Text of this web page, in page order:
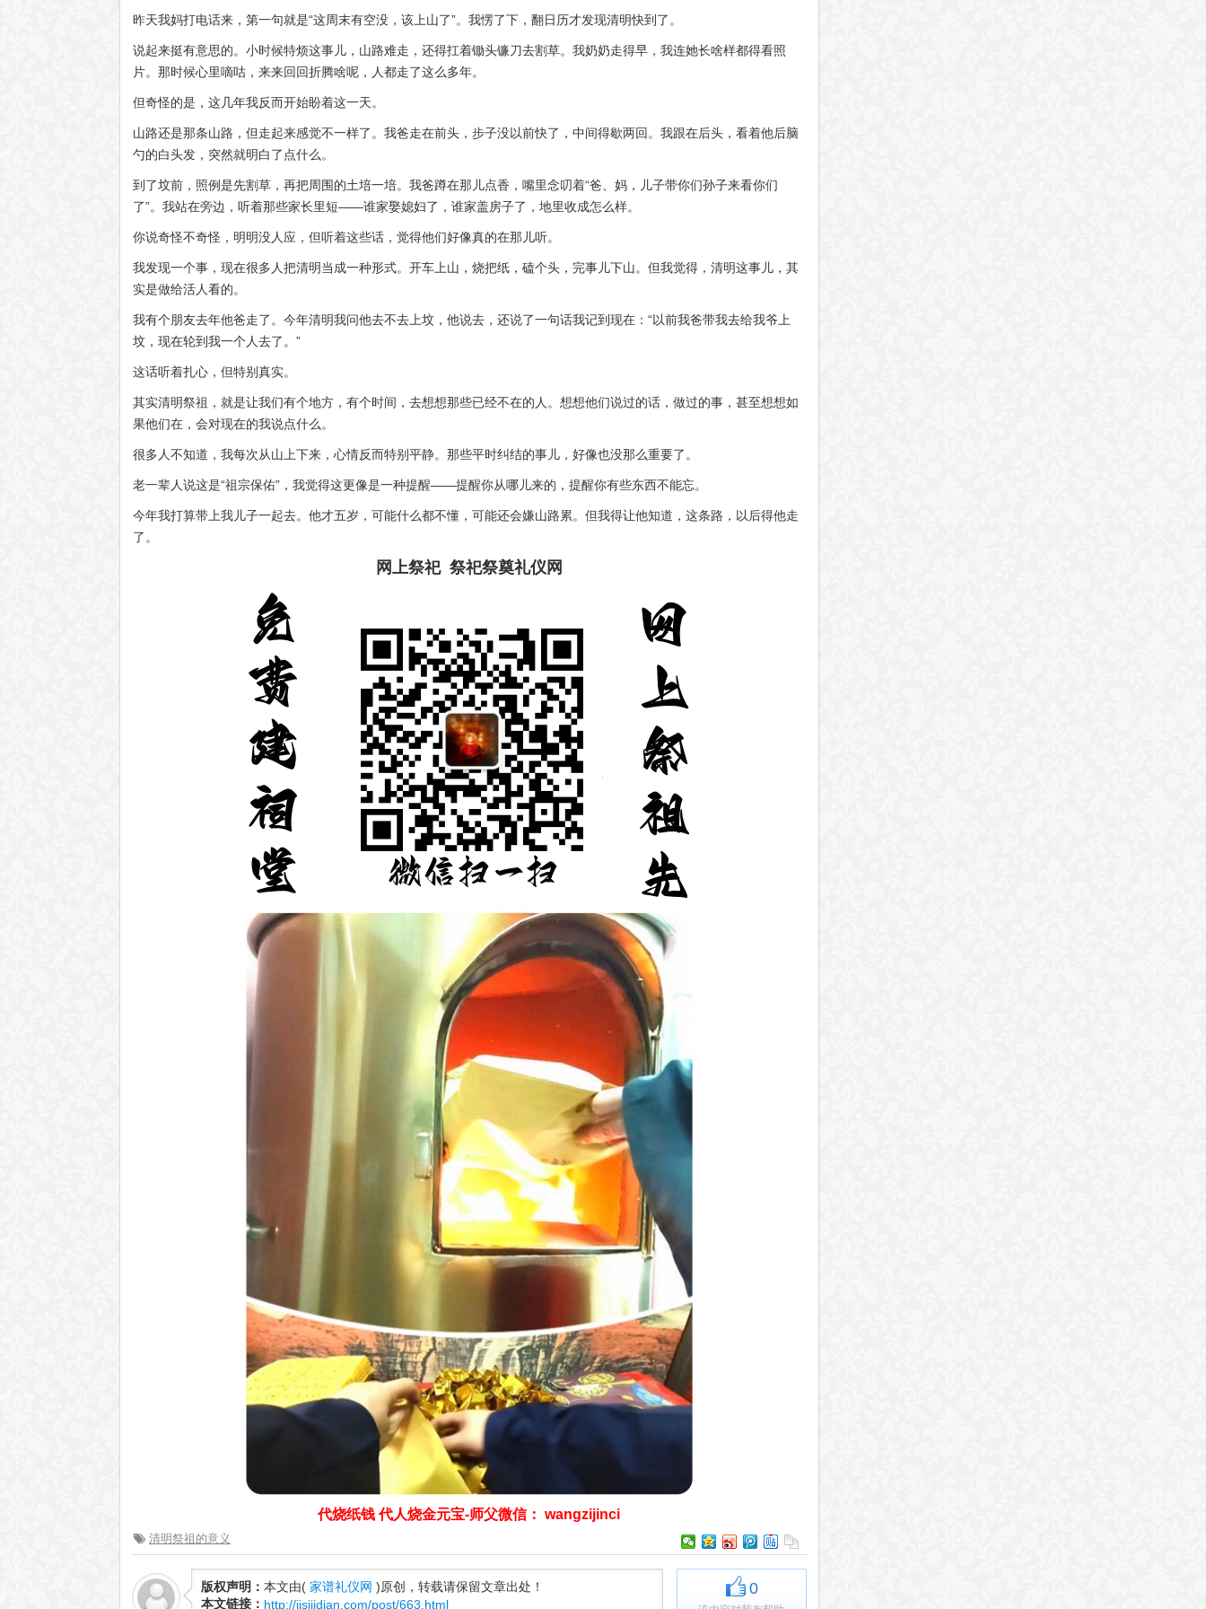
昨天我妈打电话来，第一句就是“这周末有空没，该上山了”。我愣了下，翻日历才发现清明快到了。
说起来挺有意思的。小时候特烦这事儿，山路难走，还得扛着锄头镰刀去割草。我奶奶走得早，我连她长啥样都得看照
片。那时候心里嘀咕，来来回回折腾啥呢，人都走了这么多年。
但奇怪的是，这几年我反而开始盼着这一天。
山路还是那条山路，但走起来感觉不一样了。我爸走在前头，步子没以前快了，中间得歇两回。我跟在后头，看着他后脑
勺的白头发，突然就明白了点什么。
到了坟前，照例是先割草，再把周围的土培一培。我爸蹲在那儿点香，嘴里念叨着“爸、妈，儿子带你们孙子来看你们
了”。我站在旁边，听着那些家长里短——谁家娶媳妇了，谁家盖房子了，地里收成怎么样。
你说奇怪不奇怪，明明没人应，但听着这些话，觉得他们好像真的在那儿听。
我发现一个事，现在很多人把清明当成一种形式。开车上山，烧把纸，磕个头，完事儿下山。但我觉得，清明这事儿，其
实是做给活人看的。
我有个朋友去年他爸走了。今年清明我问他去不去上坟，他说去，还说了一句话我记到现在：“以前我爸带我去给我爷上
坟，现在轮到我一个人去了。”
这话听着扎心，但特别真实。
其实清明祭祖，就是让我们有个地方，有个时间，去想想那些已经不在的人。想想他们说过的话，做过的事，甚至想想如
果他们在，会对现在的我说点什么。
很多人不知道，我每次从山上下来，心情反而特别平静。那些平时纠结的事儿，好像也没那么重要了。
老一辈人说这是“祖宗保佑”，我觉得这更像是一种提醒——提醒你从哪儿来的，提醒你有些东西不能忘。
今年我打算带上我儿子一起去。他才五岁，可能什么都不懂，可能还会嫌山路累。但我得让他知道，这条路，以后得他走
了。
网上祭祀 祭祀祭奠礼仪网
代烧纸钱 代人烧金元宝-师父微信： wangzijinci
清明祭祖的意义
版权声明： 本文由( 家谱礼仪网 )原创，转载请保留文章出处！
本文链接： http://jisijidian.com/post/663.html
0